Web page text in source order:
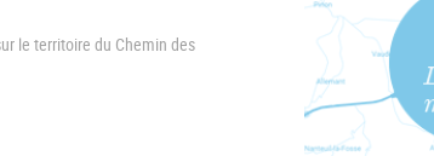
le territoire du Chemin des